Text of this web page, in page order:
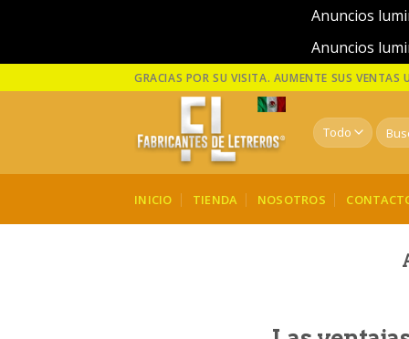
Anuncios
Anuncios
to
GRACIAS POR SU VISITA. AUMENTE SUS VENTAS
por:
INICIO TIENDA NOSOTROS